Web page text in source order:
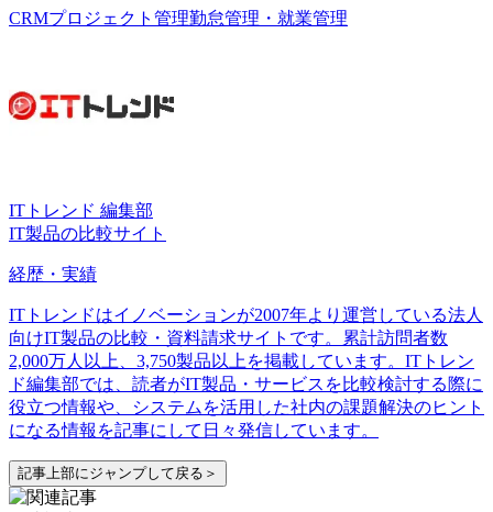
CRMプロジェクト管理勤怠管理・就業管理
ITトレンド 編集部
IT製品の比較サイト
経歴・実績
ITトレンドはイノベーションが2007年より運営している法人
向けIT製品の比較・資料請求サイトです。累計訪問者数
2,000万人以上、3,750製品以上を掲載しています。ITトレン
ド編集部では、読者がIT製品・サービスを比較検討する際に
役立つ情報や、システムを活用した社内の課題解決のヒント
になる情報を記事にして日々発信しています。
記事上部にジャンプして戻る＞